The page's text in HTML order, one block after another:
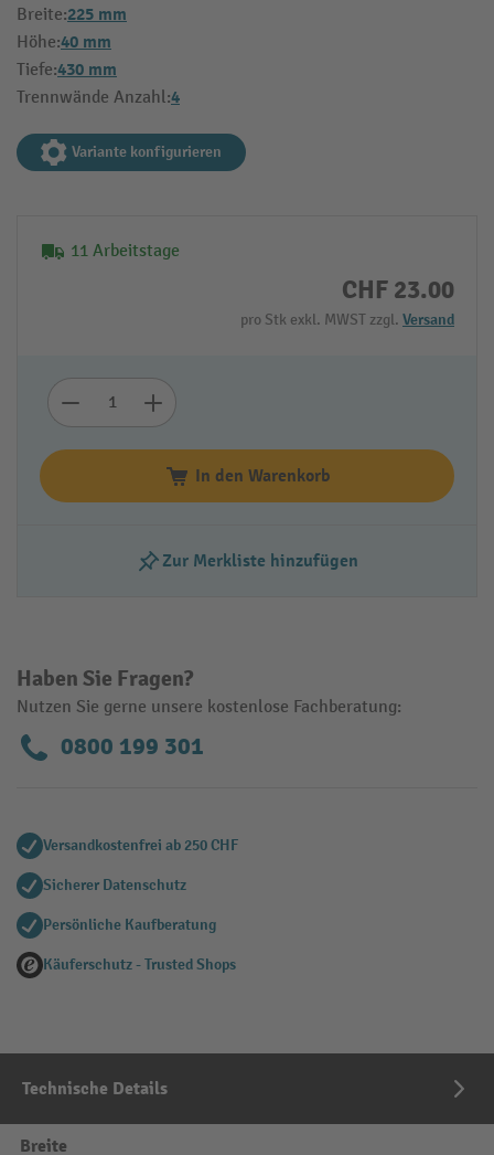
Breite:225 mm
Höhe:40 mm
Tiefe:430 mm
Trennwände Anzahl:4
Variante konfigurieren
11 Arbeitstage
CHF 23.00
pro Stk exkl. MWST zzgl. Versand
In den Warenkorb
Zur Merkliste hinzufügen
Haben Sie Fragen?
Nutzen Sie gerne unsere kostenlose Fachberatung:
0800 199 301
Versandkostenfrei ab 250 CHF
Sicherer Datenschutz
Persönliche Kaufberatung
Käuferschutz - Trusted Shops
Technische Details
Breite